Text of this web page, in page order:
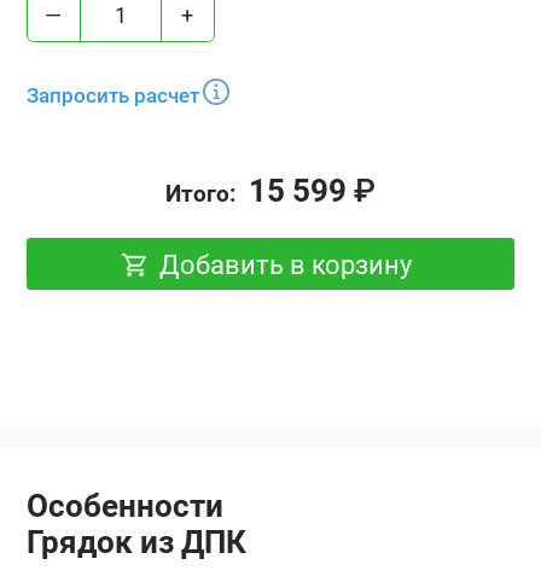
— +
Запросить расчет
Итого: 15 599 ₽
Добавить в корзину
Особенности
Грядок из ДПК